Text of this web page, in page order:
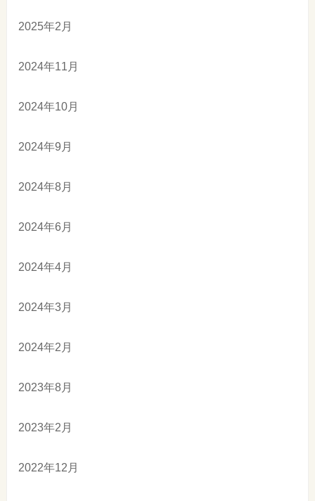
2025年2月
2024年11月
2024年10月
2024年9月
2024年8月
2024年6月
2024年4月
2024年3月
2024年2月
2023年8月
2023年2月
2022年12月